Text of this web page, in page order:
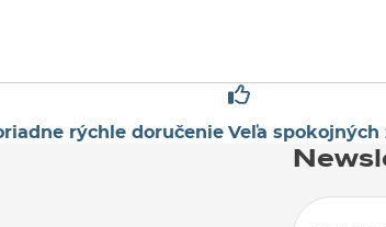
rýchle doručenie Veľa spokojných